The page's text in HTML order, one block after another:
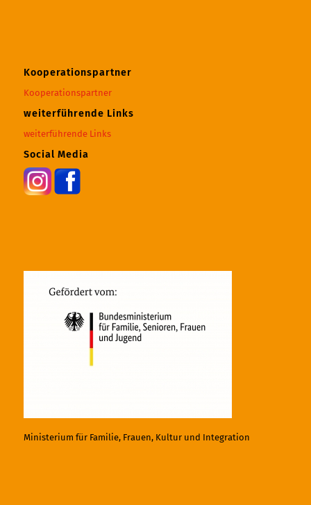
Kooperationspartner
Kooperationspartner
weiterführende Links
weiterführende Links
Social Media
Ministerium für Familie, Frauen, Kultur und Integration